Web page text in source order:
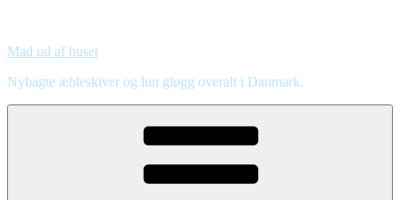
Mad ud af huset
Nybagte æbleskiver og lun gløgg overalt i Danmark.